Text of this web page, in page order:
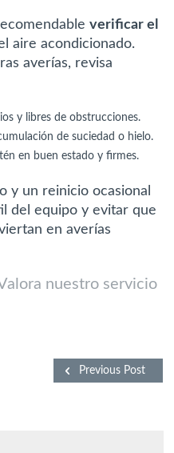
verificar el
aire acondicionado.
averías, revisa
y libres de obstrucciones.
de suciedad o hielo.
en buen estado y firmes.
y un reinicio ocasional
del equipo y evitar que
en averías
nuestro servicio
Previous Post